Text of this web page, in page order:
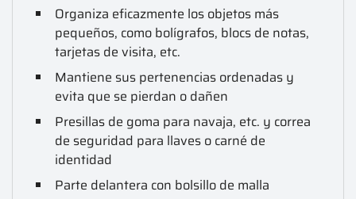
Organiza eficazmente los objetos más
pequeños, como bolígrafos, blocs de notas,
tarjetas de visita, etc.
Mantiene sus pertenencias ordenadas y
evita que se pierdan o dañen
Presillas de goma para navaja, etc. y correa
de seguridad para llaves o carné de
identidad
Parte delantera con bolsillo de malla